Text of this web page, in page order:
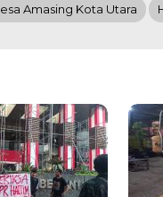
Amasing Kota Utara